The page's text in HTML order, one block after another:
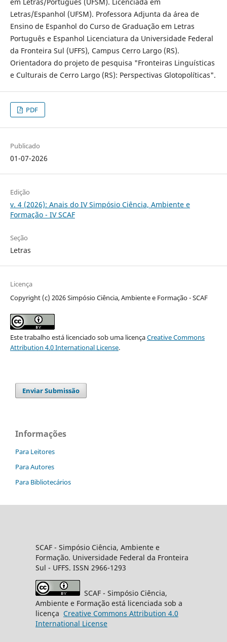
Letras/Espanhol (UFSM). Professora Adjunta da área de
Ensino de Espanhol do Curso de Graduação em Letras
Português e Espanhol Licenciatura da Universidade Federal
da Fronteira Sul (UFFS), Campus Cerro Largo (RS).
Orientadora do projeto de pesquisa "Fronteiras Linguísticas
e Culturais de Cerro Largo (RS): Perspectivas Glotopolíticas".
PDF
Publicado
01-07-2026
Edição
v. 4 (2026): Anais do IV Simpósio Ciência, Ambiente e
Formação - IV SCAF
Seção
Letras
Licença
Copyright (c) 2026 Simpósio Ciência, Ambiente e Formação - SCAF
Este trabalho está licenciado sob uma licençaCreative Commons
Attribution 4.0 International License.
Enviar Submissão
Informações
Para Leitores
Para Autores
Para Bibliotecários
SCAF - Simpósio Ciência, Ambiente e
Formação. Universidade Federal da Fronteira
Sul - UFFS. ISSN 2966-1293
SCAF - Simpósio Ciência,
Ambiente e Formação está licenciada sob a
licença Creative Commons Attribution 4.0
International License